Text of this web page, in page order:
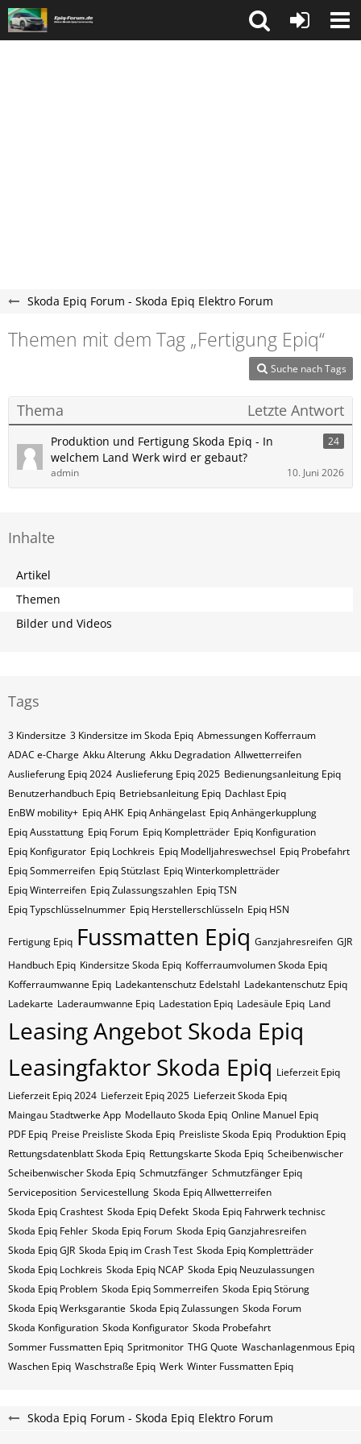
Skoda Epiq Forum - Skoda Epiq Elektro Forum
Themen mit dem Tag „Fertigung Epiq“
Suche nach Tags
Thema Letzte Antwort
Produktion und Fertigung Skoda Epiq - In
welchem Land Werk wird er gebaut?
24
admin 10. Juni 2026
Inhalte
Artikel
Themen
Bilder und Videos
Tags
3 Kindersitze 3 Kindersitze im Skoda Epiq Abmessungen Kofferraum
ADAC e-Charge Akku Alterung Akku Degradation Allwetterreifen
Auslieferung Epiq 2024 Auslieferung Epiq 2025 Bedienungsanleitung Epiq
Benutzerhandbuch Epiq Betriebsanleitung Epiq Dachlast Epiq
EnBW mobility+ Epiq AHK Epiq Anhängelast Epiq Anhängerkupplung
Epiq Ausstattung Epiq Forum Epiq Kompletträder Epiq Konfiguration
Epiq Konfigurator Epiq Lochkreis Epiq Modelljahreswechsel Epiq Probefahrt
Epiq Sommerreifen Epiq Stützlast Epiq Winterkompletträder
Epiq Winterreifen Epiq Zulassungszahlen Epiq​​​​ TSN
Epiq​​​​ Typschlüsselnummer Epiq​​​​​ Herstellerschlüsseln Epiq​​​​​ HSN
Fertigung Epiq Fussmatten Epiq Ganzjahresreifen GJR
Handbuch Epiq Kindersitze Skoda Epiq Kofferraumvolumen Skoda Epiq
Kofferraumwanne Epiq Ladekantenschutz Edelstahl Ladekantenschutz Epiq
Ladekarte Laderaumwanne Epiq Ladestation Epiq Ladesäule Epiq Land
Leasing Angebot Skoda Epiq
Leasingfaktor Skoda Epiq Lieferzeit Epiq
Lieferzeit Epiq 2024 Lieferzeit Epiq 2025 Lieferzeit Skoda Epiq
Maingau Stadtwerke App Modellauto Skoda Epiq Online Manuel Epiq
PDF Epiq Preise Preisliste Skoda Epiq Preisliste Skoda Epiq Produktion Epiq
Rettungsdatenblatt Skoda Epiq Rettungskarte Skoda Epiq Scheibenwischer
Scheibenwischer Skoda​ Epiq Schmutzfänger Schmutzfänger Epiq
Serviceposition Servicestellung Skoda Epiq Allwetterreifen
Skoda Epiq Crashtest Skoda Epiq Defekt Skoda Epiq Fahrwerk technisc
Skoda Epiq Fehler Skoda Epiq Forum Skoda Epiq Ganzjahresreifen
Skoda Epiq GJR Skoda Epiq im Crash Test Skoda Epiq Kompletträder
Skoda Epiq Lochkreis Skoda Epiq NCAP Skoda Epiq Neuzulassungen
Skoda Epiq Problem Skoda Epiq Sommerreifen Skoda Epiq Störung
Skoda Epiq Werksgarantie Skoda Epiq Zulassungen Skoda Forum
Skoda Konfiguration Skoda Konfigurator Skoda Probefahrt
Sommer Fussmatten Epiq Spritmonitor THG Quote Waschanlagenmous Epiq
Waschen Epiq Waschstraße Epiq Werk Winter Fussmatten Epiq
Skoda Epiq Forum - Skoda Epiq Elektro Forum